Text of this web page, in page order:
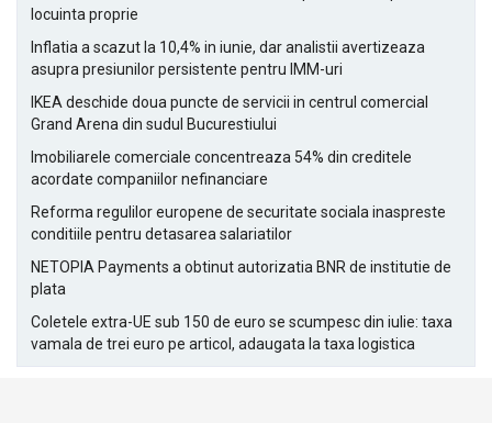
locuinta proprie
Inflatia a scazut la 10,4% in iunie, dar analistii avertizeaza
asupra presiunilor persistente pentru IMM-uri
IKEA deschide doua puncte de servicii in centrul comercial
Grand Arena din sudul Bucurestiului
Imobiliarele comerciale concentreaza 54% din creditele
acordate companiilor nefinanciare
Reforma regulilor europene de securitate sociala inaspreste
conditiile pentru detasarea salariatilor
NETOPIA Payments a obtinut autorizatia BNR de institutie de
plata
Coletele extra-UE sub 150 de euro se scumpesc din iulie: taxa
vamala de trei euro pe articol, adaugata la taxa logistica